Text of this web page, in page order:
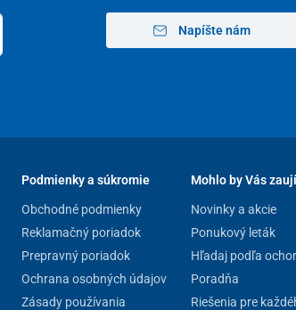
Napíšte nám
Podmienky a súkromie
Obchodné podmienky
Reklamačný poriadok
Prepravný poriadok
Ochrana osobných údajov
Zásady používania
Mohlo by Vás
Novinky a akcie
Ponukový leták
Hľadaj podľa
Poradňa
Riešenia pre